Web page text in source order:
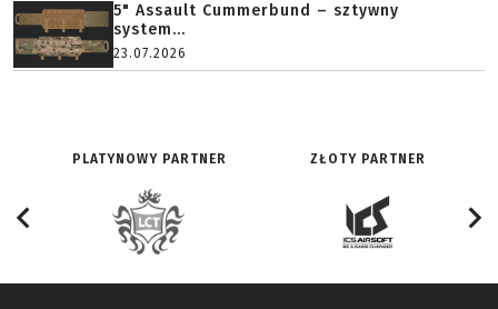
5" Assault Cummerbund – sztywny
system...
23.07.2026
PLATYNOWY PARTNER ZŁOTY PARTNER